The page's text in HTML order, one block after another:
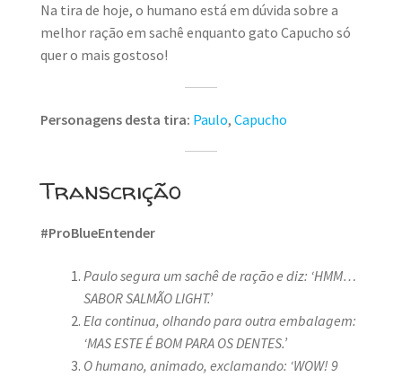
Na tira de hoje, o humano está em dúvida sobre a
melhor ração em sachê enquanto gato Capucho só
quer o mais gostoso!
Personagens desta tira: Paulo, Capucho
Transcrição
#ProBlueEntender
Paulo segura um sachê de ração e diz: ‘HMM…
SABOR SALMÃO LIGHT.’
Ela continua, olhando para outra embalagem:
‘MAS ESTE É BOM PARA OS DENTES.’
O humano, animado, exclamando: ‘WOW! 9